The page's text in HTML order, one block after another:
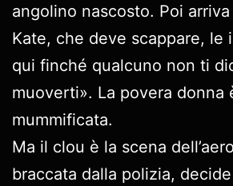
angolino nascosto. Poi arriva
Kate, che deve scappare, le
qui finché qualcuno non ti
muoverti». La povera donna
mummificata.
Ma il clou è la scena
braccata dalla polizia,